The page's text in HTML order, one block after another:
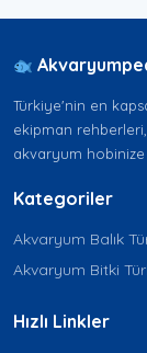
Türkiye'nin en
ekipman rehberleri,
akvaryum
Kategoriler
Akvaryum Balık
Akvaryum Bitki
Hızlı Linkler